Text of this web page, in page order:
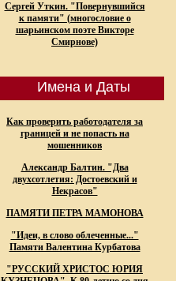
Сергей Уткин. "Повернувшийся
к памяти" (многословие о
шарьинском поэте Викторе
Смирнове)
Имена и Даты
Как проверить работодателя за
границей и не попасть на
мошенников
Александр Балтин. "Два
двухсотлетия: Достоевский и
Некрасов"
ПАМЯТИ ПЕТРА МАМОНОВА
"Идеи, в слово облеченные..."
Памяти Валентина Курбатова
"РУССКИЙ ХРИСТОС ЮРИЯ